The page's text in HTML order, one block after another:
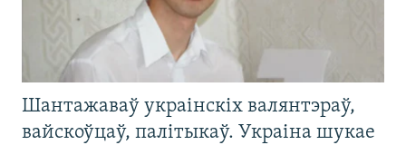
Шантажаваў украінскіх валянтэраў,
вайскоўцаў, палітыкаў. Украіна шукае